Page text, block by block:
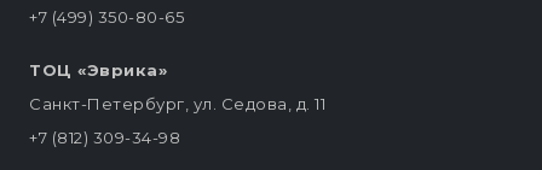
+7 (499) 350-80-65
ТОЦ «Эврика»
Санкт-Петербург, ул. Седова, д. 11
+7 (812) 309-34-98